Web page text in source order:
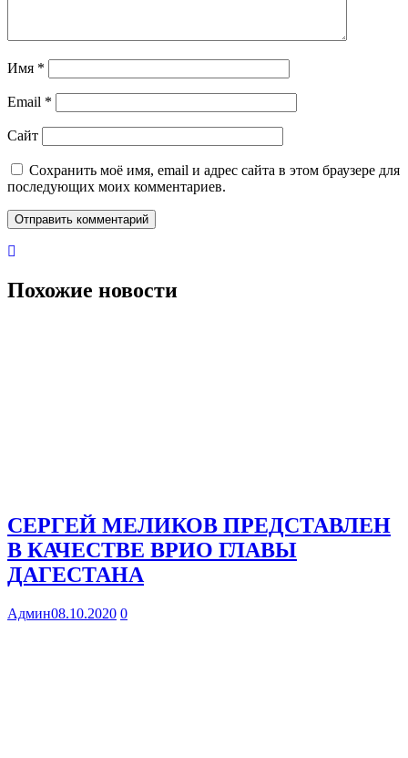
Имя *
Email *
Сайт
Сохранить моё имя, email и адрес сайта в этом браузере для
последующих моих комментариев.
Похожие новости
СЕРГЕЙ МЕЛИКОВ ПРЕДСТАВЛЕН
В КАЧЕСТВЕ ВРИО ГЛАВЫ
ДАГЕСТАНА
Админ08.10.2020 0